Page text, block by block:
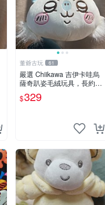
董爺古玩 61
嚴選 Chiikawa 吉伊卡哇烏
薩奇趴姿毛絨玩具，長約30
cm，質地超軟適合收藏 烏
薩奇 Chiikawa 毛絨 超軟
$329